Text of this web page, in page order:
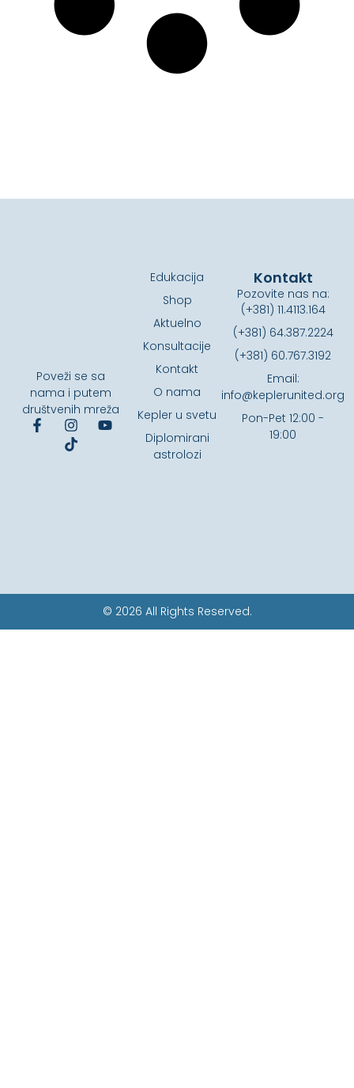
Poveži se sa
nama i putem
društvenih mreža
Edukacija
Shop
Aktuelno
Konsultacije
Kontakt
O nama
Kepler u svetu
Diplomirani
astrolozi
Kontakt
Pozovite nas na:
(+381) 11.4113.164
(+381) 64.387.2224
(+381) 60.767.3192
Email:
info@keplerunited.org
Pon-Pet 12:00 -
19:00
© 2026 All Rights Reserved.